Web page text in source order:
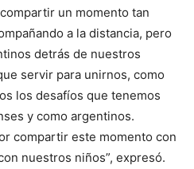
un momento tan
a la distancia, pero
detrás de nuestros
servir para unirnos, como
los desafíos que tenemos
y como argentinos.
compartir este momento con
nuestros niños”, expresó.